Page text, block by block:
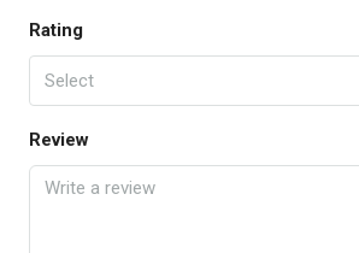
Rating
Select
Review